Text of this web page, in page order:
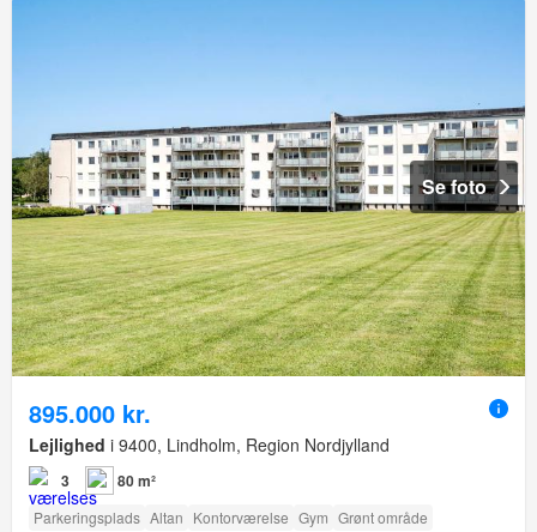
Se foto
895.000 kr.
Lejlighed i 9400, Lindholm, Region Nordjylland
3 80 m²
Parkeringsplads Altan Kontorværelse Gym Grønt område